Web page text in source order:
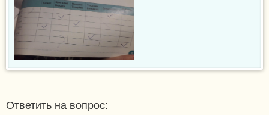
Ответить на вопрос: